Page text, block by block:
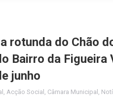
rotunda do Chão
Bairro da Figueira
junho
, Acção Social , Câmara Municipal ,